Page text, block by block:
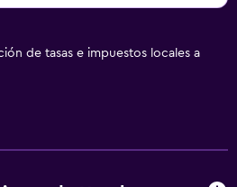
de tasas e impuestos locales a